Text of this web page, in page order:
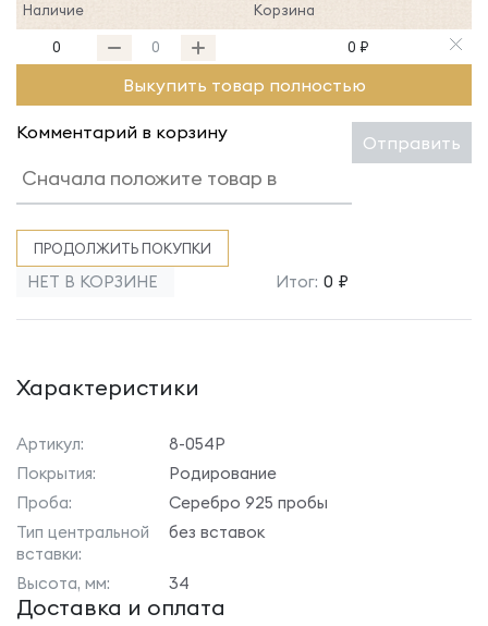
Наличие Корзина
0 0 ₽
Выкупить товар полностью
Комментарий в корзину Отправить
ПРОДОЛЖИТЬ ПОКУПКИ
НЕТ В КОРЗИНЕ Итог: 0 ₽
Характеристики
Артикул:
8-054Р
Покрытия:
Родирование
Проба:
Серебро 925 пробы
Тип центральной
вставки:
без вставок
Высота, мм: 34
Доставка и оплата